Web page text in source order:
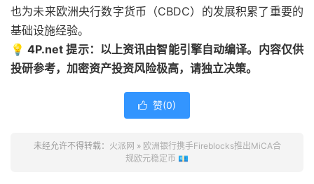
也为未来欧洲央行数字货币（CBDC）的发展积累了重要的
基础设施经验。
💡 4P.net 提示：以上资讯由智能引擎自动编译。内容仅供
投研参考，加密资产投资风险极高，请独立决策。
 赞(0)
未经允许不得转载： 火派网 » 欧洲银行携手Fireblocks推出MiCA合
规欧元稳定币 💶